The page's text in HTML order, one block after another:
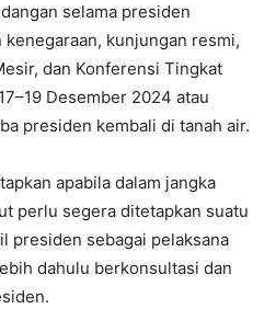
selama presiden
kunjungan resmi,
dan Konferensi Tingkat
Desember 2024 atau
presiden kembali di tanah air.
apabila dalam jangka
perlu segera ditetapkan suatu
presiden sebagai pelaksana
dahulu berkonsultasi dan